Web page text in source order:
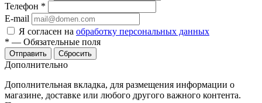
Телефон *
E-mail
Я согласен на обработку персональных данных
* — Обязательные поля
Отправить Сбросить
Дополнительно
Дополнительная вкладка, для размещения информации о
магазине, доставке или любого другого важного контента.